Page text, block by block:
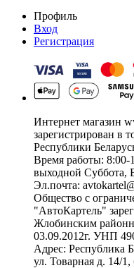
Профиль
Вход
Регистрация
Интернет магазин
зарегистрирован в
Республики
Время работы: 8:00-
выходной Суббота,
Эл.почта:
Общество с
"АвтоКартель"
Жлобинским
03.09.2012г. УНП
Адрес: Республика
ул. Товарная д. 14/1,